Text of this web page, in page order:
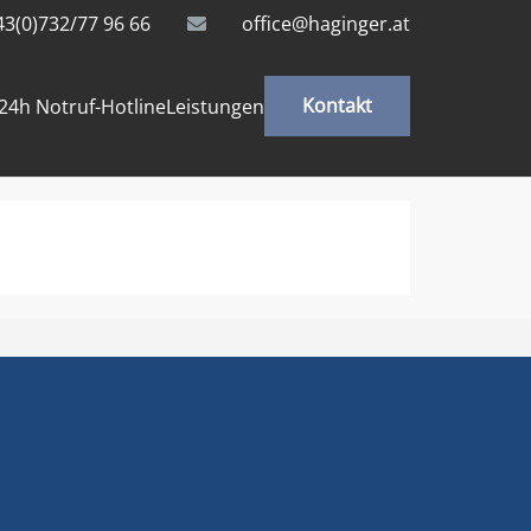
77 96 66 office@haginger.at
Notruf-HotlineLeistungen Kontakt